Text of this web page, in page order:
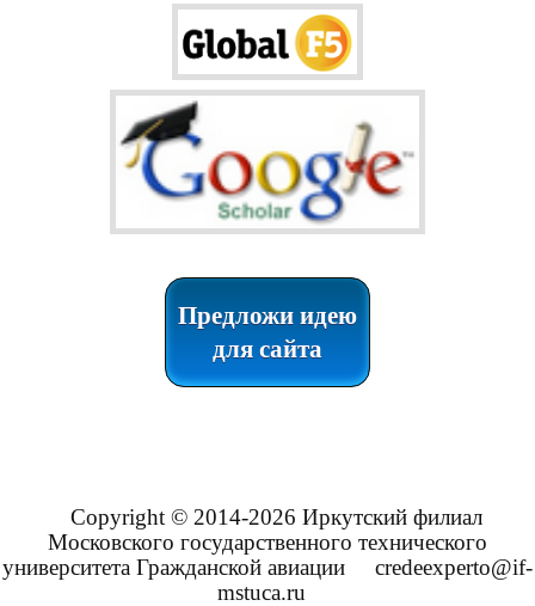
Предложи идею
для сайта
Copyright © 2014-2026 Иркутский филиал
Московского государственного технического
университета Гражданской авиации
credeexperto@if-
mstuca.ru